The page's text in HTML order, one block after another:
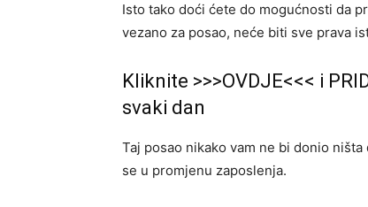
Isto tako doći ćete do mogućnosti da
vezano za posao, neće biti sve prava
Kliknite >>>OVDJE<<< i
svaki dan
Taj posao nikako vam ne bi donio
se u promjenu zaposlenja.